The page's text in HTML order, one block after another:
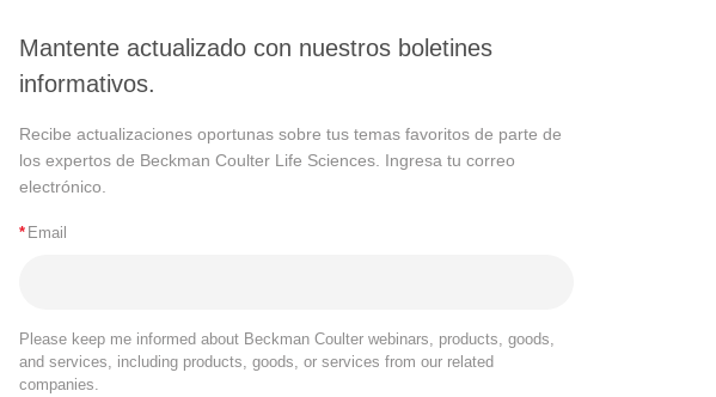
Mantente actualizado con nuestros boletines
informativos.
Recibe actualizaciones oportunas sobre tus temas favoritos de parte de
los expertos de Beckman Coulter Life Sciences. Ingresa tu correo
electrónico.
* Email
Please keep me informed about Beckman Coulter webinars, products, goods,
and services, including products, goods, or services from our related
companies.